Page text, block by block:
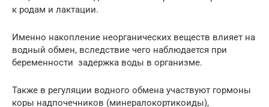
к родам и лактации.
Именно накопление неорганических веществ влияет на
водный обмен, вследствие чего наблюдается при
беременности задержка воды в организме.
Также в регуляции водного обмена участвуют гормоны
коры надпочечников (минералокортикоиды),